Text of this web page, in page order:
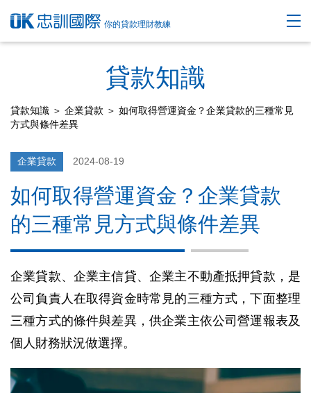
你的貸款理財教練
貸款知識
貸款知識 ＞ 企業貸款 ＞ 如何取得營運資金？企業貸款的三種常見
方式與條件差異
企業貸款 2024-08-19
如何取得營運資金？企業貸款
的三種常見方式與條件差異
企業貸款、企業主信貸、企業主不動產抵押貸款，是
公司負責人在取得資金時常見的三種方式，下面整理
三種方式的條件與差異，供企業主依公司營運報表及
個人財務狀況做選擇。